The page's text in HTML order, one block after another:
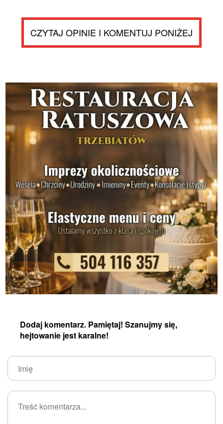
CZYTAJ OPINIE I KOMENTUJ PONIŻEJ
Dodaj komentarz. Pamiętaj! Szanujmy się,
hejtowanie jest karalne!